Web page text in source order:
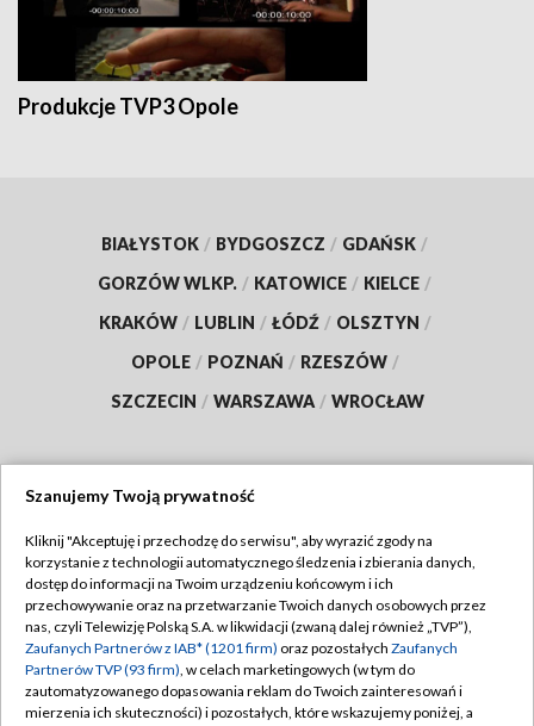
Produkcje TVP3 Opole
BIAŁYSTOK / BYDGOSZCZ / GDAŃSK /
GORZÓW WLKP. / KATOWICE / KIELCE /
KRAKÓW / LUBLIN / ŁÓDŹ / OLSZTYN /
OPOLE / POZNAŃ / RZESZÓW /
SZCZECIN / WARSZAWA / WROCŁAW
TVP
Abonament TVP
Emisja w TVP
Centrum informacji TVP
Naziemna Telewizja Cyfrowa
Regulamin TVP
Polityka prywatności
Moje zgody
Szanujemy Twoją prywatność
Kliknij "Akceptuję i przechodzę do serwisu", aby wyrazić zgody na
korzystanie z technologii automatycznego śledzenia i zbierania danych,
dostęp do informacji na Twoim urządzeniu końcowym i ich
przechowywanie oraz na przetwarzanie Twoich danych osobowych przez
nas, czyli Telewizję Polską S.A. w likwidacji (zwaną dalej również „TVP”),
Zaufanych Partnerów z IAB* (1201 firm) oraz pozostałych Zaufanych
Partnerów TVP (93 firm), w celach marketingowych (w tym do
zautomatyzowanego dopasowania reklam do Twoich zainteresowań i
mierzenia ich skuteczności) i pozostałych, które wskazujemy poniżej, a